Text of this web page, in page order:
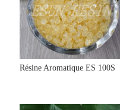
Résine Aromatique ES 100S